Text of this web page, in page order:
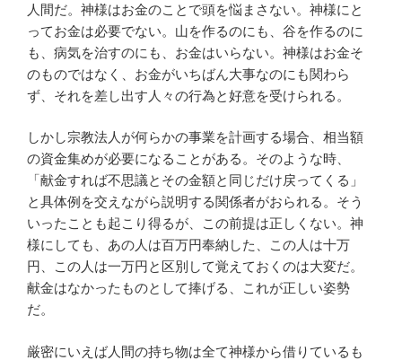
人間だ。神様はお金のことで頭を悩まさない。神様にと
ってお金は必要でない。山を作るのにも、谷を作るのに
も、病気を治すのにも、お金はいらない。神様はお金そ
のものではなく、お金がいちばん大事なのにも関わら
ず、それを差し出す人々の行為と好意を受けられる。
しかし宗教法人が何らかの事業を計画する場合、相当額
の資金集めが必要になることがある。そのような時、
「献金すれば不思議とその金額と同じだけ戻ってくる」
と具体例を交えながら説明する関係者がおられる。そう
いったことも起こり得るが、この前提は正しくない。神
様にしても、あの人は百万円奉納した、この人は十万
円、この人は一万円と区別して覚えておくのは大変だ。
献金はなかったものとして捧げる、これが正しい姿勢
だ。
厳密にいえば人間の持ち物は全て神様から借りているも